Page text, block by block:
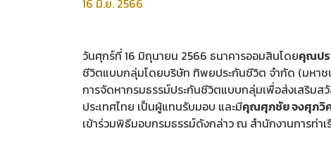
16 มิ.ย. 2566
วันศุกร์ที่ 16 มิถุนายน 2566 ธนาคารออมสินโดยคุณปร
ชีวิตแบบกลุ่มโดยบริษัท ทิพยประกันชีวิต จำกัด (มหาชน)
การจัดหากรมธรรม์ประกันชีวิตแบบกลุ่มเพื่อส่งเสริ
ประเทศไทย เป็นผู้แทนรับมอบ และมีคุณศุภชัย จงศุภวิ
เข้าร่วมพิธีมอบกรมธรรม์ดังกล่าว ณ สำนักงานการท่าเ